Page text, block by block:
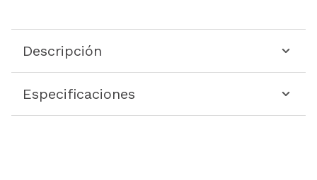
Descripción
Especificaciones